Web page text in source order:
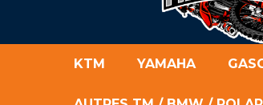
KTM YAMAHA